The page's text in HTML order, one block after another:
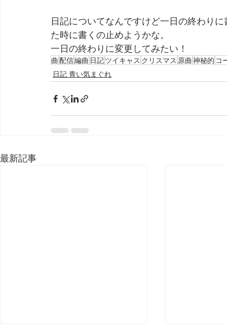
日記についてなんですけど一日の終わり
た時に書くの止めようかな。
一日の終わりに変更してみたい！
曲 配信編曲 日記ツイキャス クリスマス 原曲 神秘的 コ
日記 青い気まぐれ
最新記事